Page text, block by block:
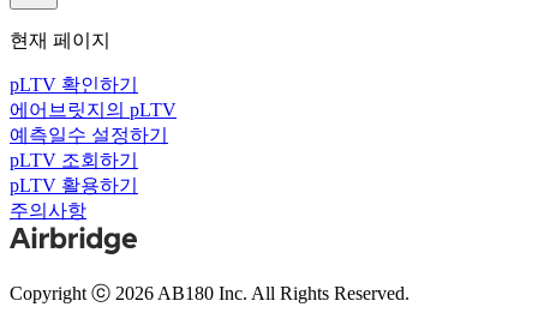
현재 페이지
pLTV 확인하기
에어브릿지의 pLTV
예측일수 설정하기
pLTV 조회하기
pLTV 활용하기
주의사항
Copyright ⓒ 2026 AB180 Inc. All Rights Reserved.